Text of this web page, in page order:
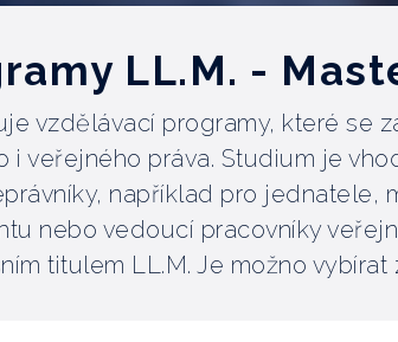
LL.M. -
vzdělávací programy, které se
i veřejného práva. Studium je
například pro jednatele,
nebo vedoucí pracovníky
titulem LL.M. Je možno vybírat